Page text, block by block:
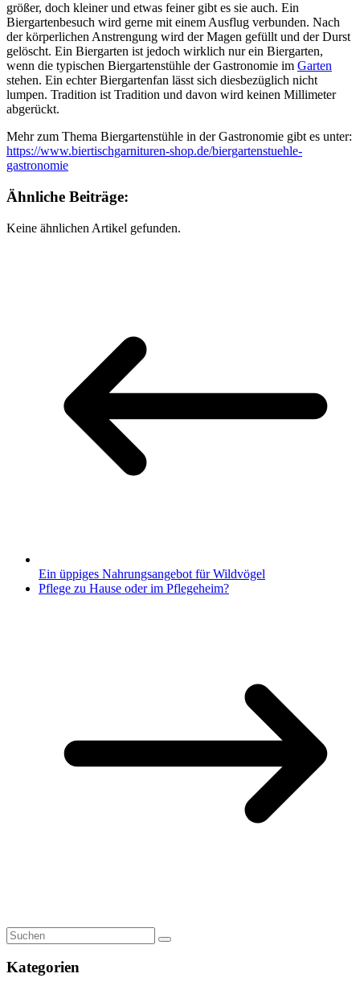
größer, doch kleiner und etwas feiner gibt es sie auch. Ein
Biergartenbesuch wird gerne mit einem Ausflug verbunden. Nach
der körperlichen Anstrengung wird der Magen gefüllt und der Durst
gelöscht. Ein Biergarten ist jedoch wirklich nur ein Biergarten,
wenn die typischen Biergartenstühle der Gastronomie im Garten
stehen. Ein echter Biergartenfan lässt sich diesbezüglich nicht
lumpen. Tradition ist Tradition und davon wird keinen Millimeter
abgerückt.
Mehr zum Thema Biergartenstühle in der Gastronomie gibt es unter:
https://www.biertischgarnituren-shop.de/biergartenstuehle-
gastronomie
Ähnliche Beiträge:
Keine ähnlichen Artikel gefunden.
Ein üppiges Nahrungsangebot für Wildvögel
Pflege zu Hause oder im Pflegeheim?
Kategorien